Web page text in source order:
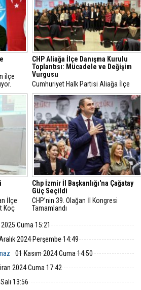
ilçe
günü
CHP Aliağa İlçe Danışma Kurulu
Toplantısı: Mücadele ve Değişim
Vurgusu
Cumhuriyet Halk Partisi Aliağa İlçe
Danışma Kurulu, partinin siyasal
hattının güçlendirilmesi ve yeni Parti
Programı’nın sahaya taşınması
hedefiyle geniş bir katılımla
gerçekleştirildi.
İlçe
Koç
Chp İzmir İl Başkanlığı'na Çağatay
Güç Seçildi
CHP’nin 39. Olağan İl Kongresi
Tamamlandı
Cuma 15:21
2024 Perşembe 14:49
01 Kasım 2024 Cuma 14:50
2024 Cuma 17:42
13:56